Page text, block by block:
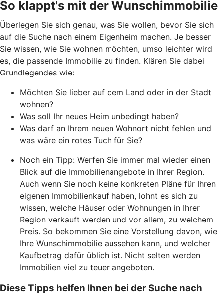
So klappt's mit der Wunschimmobilie
Überlegen Sie sich genau, was Sie wollen, bevor Sie sich
auf die Suche nach einem Eigenheim machen. Je besser
Sie wissen, wie Sie wohnen möchten, umso leichter wird
es, die passende Immobilie zu finden. Klären Sie dabei
Grundlegendes wie:
Möchten Sie lieber auf dem Land oder in der Stadt
wohnen?
Was soll Ihr neues Heim unbedingt haben?
Was darf an Ihrem neuen Wohnort nicht fehlen und
was wäre ein rotes Tuch für Sie?
Noch ein Tipp: Werfen Sie immer mal wieder einen
Blick auf die Immobilienangebote in Ihrer Region.
Auch wenn Sie noch keine konkreten Pläne für Ihren
eigenen Immobilienkauf haben, lohnt es sich zu
wissen, welche Häuser oder Wohnungen in Ihrer
Region verkauft werden und vor allem, zu welchem
Preis. So bekommen Sie eine Vorstellung davon, wie
Ihre Wunschimmobilie aussehen kann, und welcher
Kaufbetrag dafür üblich ist. Nicht selten werden
Immobilien viel zu teuer angeboten.
Diese Tipps helfen Ihnen bei der Suche nach